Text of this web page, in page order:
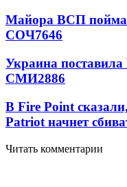
Майора ВСП
СОЧ7646
Украина
СМИ2886
В Fire Point
Patriot начнет
Читать комментарии